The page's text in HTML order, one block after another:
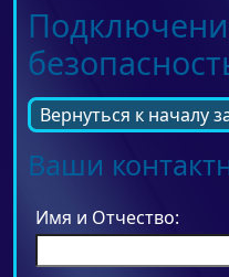
Вернуться к началу
Ваши
Имя и Отчество: